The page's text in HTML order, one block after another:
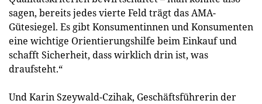
sagen, bereits jedes vierte Feld trägt das AMA-
Gütesiegel. Es gibt Konsumentinnen und Konsumenten
eine wichtige Orientierungshilfe beim Einkauf und
schafft Sicherheit, dass wirklich drin ist, was
draufsteht.“
Und Karin Szeywald-Czihak, Geschäftsführerin der